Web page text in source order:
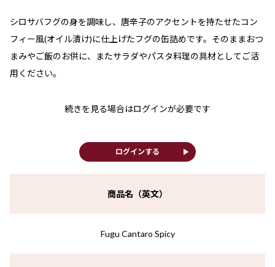
シロサバフグの身を調味し、唐辛子のアクセントを持たせたコン
フィー風(オイル漬け)に仕上げたフグの缶詰めです。そのままおつ
まみやご飯のお供に、またサラダやパスタ料理の具材としてご活
用ください。
続きを見る場合はログインが必要です
ログインする play_arrow
商品名（英文）
Fugu Cantaro Spicy